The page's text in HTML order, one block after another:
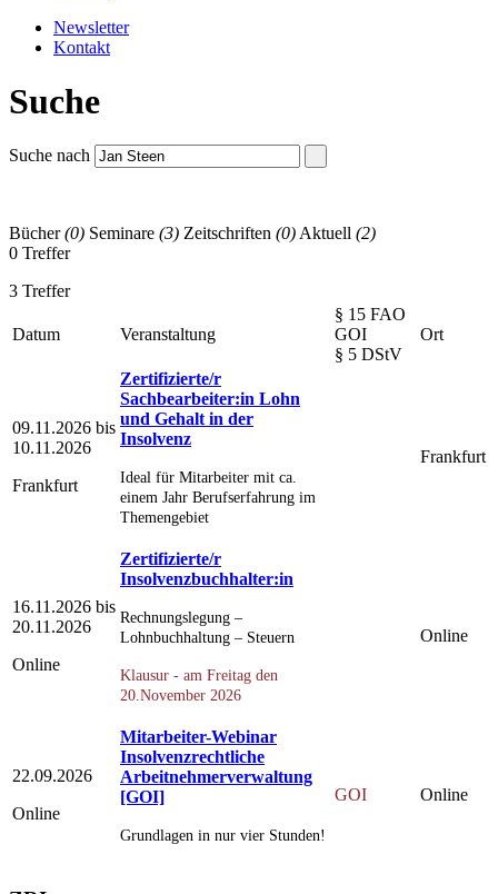
Newsletter
Kontakt
Suche
Suche nach
Bücher(0) Seminare (3) Zeitschriften (0)Aktuell (2)
0 Treffer
3 Treffer
Datum Veranstaltung
§ 15 FAO
GOI
§ 5 DStV
Ort
09.11.2026 bis
10.11.2026
Frankfurt
Zertifizierte/r
Sachbearbeiter:in Lohn
und Gehalt in der
Insolvenz
Ideal für Mitarbeiter mit ca.
einem Jahr Berufserfahrung im
Themengebiet
Frankfurt
16.11.2026 bis
20.11.2026
Online
Zertifizierte/r
Insolvenzbuchhalter:in
Rechnungslegung –
Lohnbuchhaltung – Steuern
Klausur - am Freitag den
20.November 2026
Online
22.09.2026
Online
Mitarbeiter-Webinar
Insolvenzrechtliche
Arbeitnehmerverwaltung
[GOI]
Grundlagen in nur vier Stunden!
GOI Online